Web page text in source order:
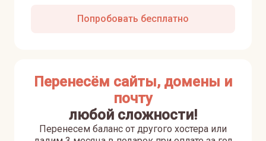
Попробовать бесплатно
Перенесём сайты, домены и
почту
любой сложности!
Перенесем баланс от другого хостера или